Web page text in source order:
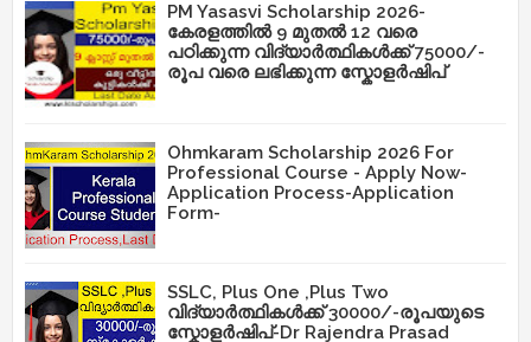
PM Yasasvi Scholarship 2026-
കേരളത്തിൽ 9 മുതൽ 12 വരെ
പഠിക്കുന്ന വിദ്യാർത്ഥികൾക്ക് 75000/-
രൂപ വരെ ലഭിക്കുന്ന സ്കോളർഷിപ്
Ohmkaram Scholarship 2026 For
Professional Course - Apply Now-
Application Process-Application
Form-
SSLC, Plus One ,Plus Two
വിദ്യാർത്ഥികൾക്ക് 30000/-രൂപയുടെ
സ്കോളർഷിപ്-Dr Rajendra Prasad